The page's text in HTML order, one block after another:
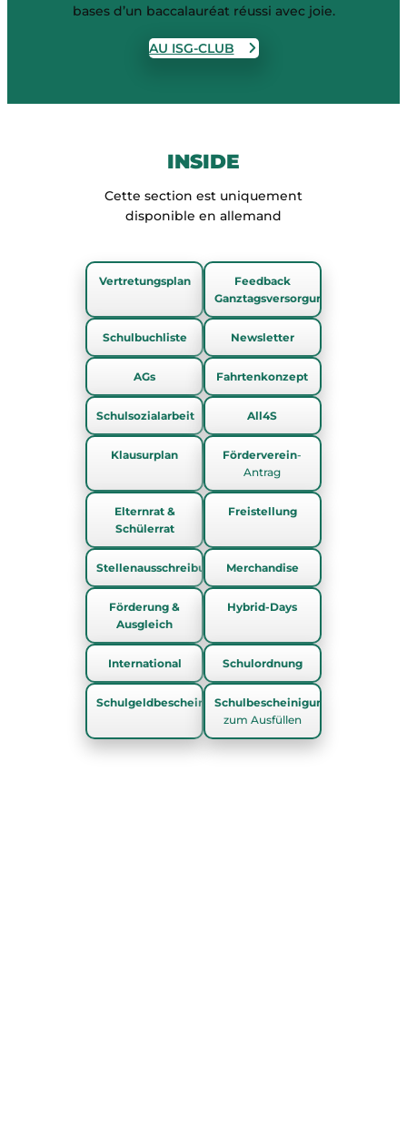
bases d’un baccalauréat réussi avec joie.
AU ISG-CLUB
INSIDE
Cette section est uniquement
disponible en allemand
Vertretungsplan
Feedback
Ganztagsversorgung
Schulbuchliste Newsletter
AGs Fahrtenkonzept
Schulsozialarbeit All4S
Klausurplan Förderverein-
Antrag
Elternrat &
Schülerrat
Freistellung
StellenausschreibungenMerchandise
Förderung &
Ausgleich
Hybrid-Days
International Schulordnung
SchulgeldbescheinigungSchulbescheinigung
zum Ausfüllen